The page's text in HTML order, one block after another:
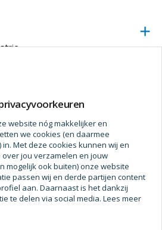
draairamen
website nóg makkelijker en
we cookies (en daarmee
Met deze cookies kunnen wij en
jou verzamelen en jouw
mogelijk ook buiten) onze website
passen wij en derde partijen content
aan. Daarnaast is het dankzij
te delen via social media. Lees meer